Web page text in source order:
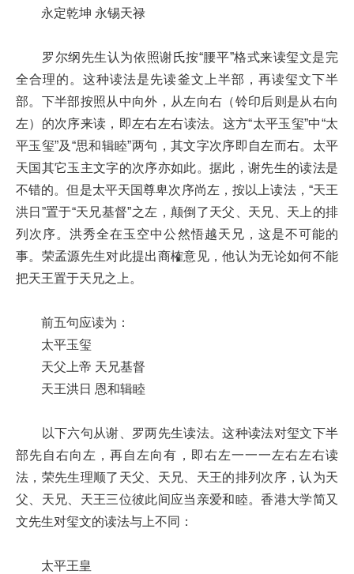
永定乾坤 永锡天禄
罗尔纲先生认为依照谢氏按“腰平”格式来读玺文是完
全合理的。这种读法是先读釜文上半部，再读玺文下半
部。下半部按照从中向外，从左向右（铃印后则是从右向
左）的次序来读，即左右左右读法。这方“太平玉玺”中“太
平玉玺”及“思和辑睦”两句，其文字次序即自左而右。太平
天国其它玉主文字的次序亦如此。据此，谢先生的读法是
不错的。但是太平天国尊卑次序尚左，按以上读法，“天王
洪日”置于“天兄基督”之左，颠倒了天父、天兄、天上的排
列次序。洪秀全在玉空中公然悟越天兄，这是不可能的
事。荣孟源先生对此提出商榷意见，他认为无论如何不能
把天王置于天兄之上。
前五句应读为：
太平玉玺
天父上帝 天兄基督
天王洪日 恩和辑睦
以下六句从谢、罗两先生读法。这种读法对玺文下半
部先自右向左，再自左向有，即右左一一一左右左右读
法，荣先生理顺了天父、天兄、天王的排列次序，认为天
父、天兄、天王三位彼此间应当亲爱和睦。香港大学简又
文先生对玺文的读法与上不同：
太平王皇